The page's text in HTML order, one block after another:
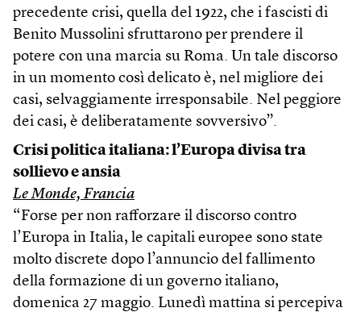
precedente crisi, quella del 1922, che i fascisti di
Benito Mussolini sfruttarono per prendere il
potere con una marcia su Roma. Un tale discorso
in un momento così delicato è, nel migliore dei
casi, selvaggiamente irresponsabile. Nel peggiore
dei casi, è deliberatamente sovversivo”.
Crisi politica italiana: l’Europa divisa tra
sollievo e ansia
Le Monde, Francia
“Forse per non rafforzare il discorso contro
l’Europa in Italia, le capitali europee sono state
molto discrete dopo l’annuncio del fallimento
della formazione di un governo italiano,
domenica 27 maggio. Lunedì mattina si percepiva